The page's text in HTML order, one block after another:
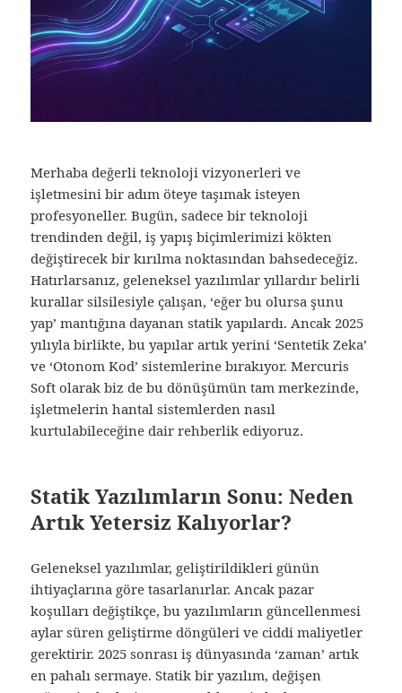
Merhaba değerli teknoloji vizyonerleri ve
işletmesini bir adım öteye taşımak isteyen
profesyoneller. Bugün, sadece bir teknoloji
trendinden değil, iş yapış biçimlerimizi kökten
değiştirecek bir kırılma noktasından bahsedeceğiz.
Hatırlarsanız, geleneksel yazılımlar yıllardır belirli
kurallar silsilesiyle çalışan, ‘eğer bu olursa şunu
yap’ mantığına dayanan statik yapılardı. Ancak 2025
yılıyla birlikte, bu yapılar artık yerini ‘Sentetik Zeka’
ve ‘Otonom Kod’ sistemlerine bırakıyor. Mercuris
Soft olarak biz de bu dönüşümün tam merkezinde,
işletmelerin hantal sistemlerden nasıl
kurtulabileceğine dair rehberlik ediyoruz.
Statik Yazılımların Sonu: Neden
Artık Yetersiz Kalıyorlar?
Geleneksel yazılımlar, geliştirildikleri günün
ihtiyaçlarına göre tasarlanırlar. Ancak pazar
koşulları değiştikçe, bu yazılımların güncellenmesi
aylar süren geliştirme döngüleri ve ciddi maliyetler
gerektirir. 2025 sonrası iş dünyasında ‘zaman’ artık
en pahalı sermaye. Statik bir yazılım, değişen